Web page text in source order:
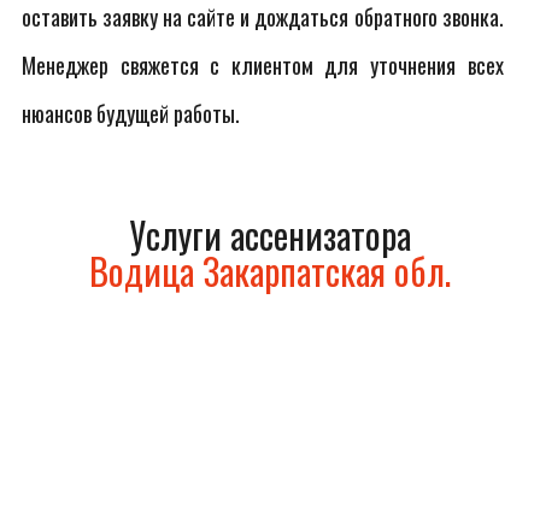
оставить заявку на сайте и дождаться обратного звонка.
Менеджер свяжется с клиентом для уточнения всех
нюансов будущей работы.
Услуги ассенизатора
Водица Закарпатская обл.